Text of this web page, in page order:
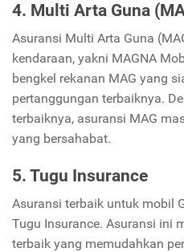
4. Multi Arta Guna
Asuransi Multi Arta Guna
kendaraan, yakni MAGNA
bengkel rekanan MAG yang
pertanggungan terbaiknya.
terbaiknya, asuransi MAG
yang bersahabat.
5. Tugu Insurance
Asuransi terbaik untuk mobil
Tugu Insurance. Asuransi ini
terbaik yang memudahkan